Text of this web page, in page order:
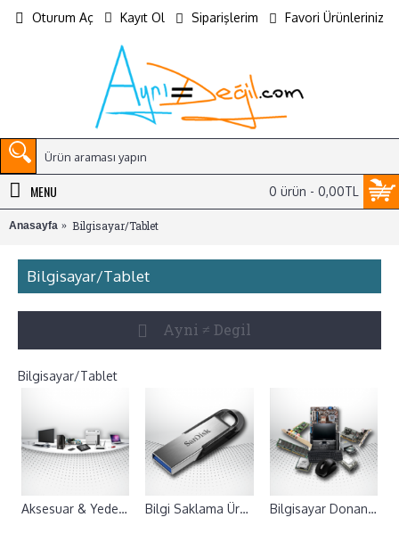
Oturum Aç Kayıt Ol Siparişlerim Favori Ürünleriniz
0 ürün - 0,00TL
MENU
Anasayfa Bilgisayar/Tablet
Bilgisayar/Tablet
Ayni ≠ Degil
Bilgisayar/Tablet
Aksesuar & Yedek Parça (0) Bilgi Saklama Ürünleri (0) Bilgisayar Donanımları (0)